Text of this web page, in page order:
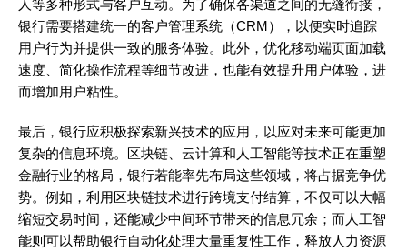
人等多种形式与客户互动。为了确保各渠道之间的无缝衔接，
银行需要搭建统一的客户管理系统（CRM），以便实时追踪
用户行为并提供一致的服务体验。此外，优化移动端页面加载
速度、简化操作流程等细节改进，也能有效提升用户体验，进
而增加用户粘性。
最后，银行应积极探索新兴技术的应用，以应对未来可能更加
复杂的信息环境。区块链、云计算和人工智能等技术正在重塑
金融行业的格局，银行若能率先布局这些领域，将占据竞争优
势。例如，利用区块链技术进行跨境支付结算，不仅可以大幅
缩短交易时间，还能减少中间环节带来的信息冗余；而人工智
能则可以帮助银行自动化处理大量重复性工作，释放人力资源